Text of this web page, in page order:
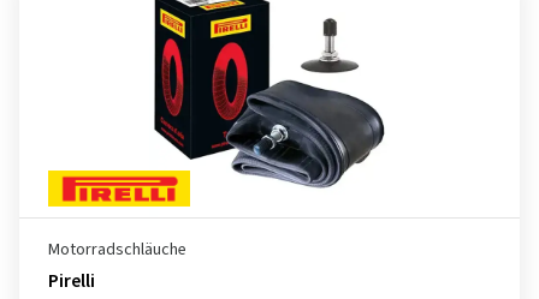
Motorradschläuche
Pirelli